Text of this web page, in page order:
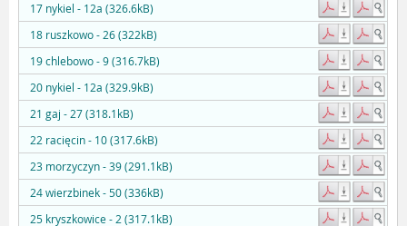
17 nykiel - 12a (326.6kB)
18 ruszkowo - 26 (322kB)
19 chlebowo - 9 (316.7kB)
20 nykiel - 12a (329.9kB)
21 gaj - 27 (318.1kB)
22 racięcin - 10 (317.6kB)
23 morzyczyn - 39 (291.1kB)
24 wierzbinek - 50 (336kB)
25 kryszkowice - 2 (317.1kB)